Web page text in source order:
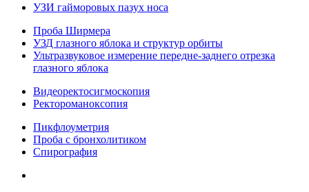
УЗИ гайморовых пазух носа
Проба Ширмера
УЗД глазного яблока и структур орбиты
Ультразвуковое измерение передне-заднего отрезка
глазного яблока
Видеоректосигмоскопия
Ректороманоксопия
Пикфлоуметрия
Проба с бронхолитиком
Спирография